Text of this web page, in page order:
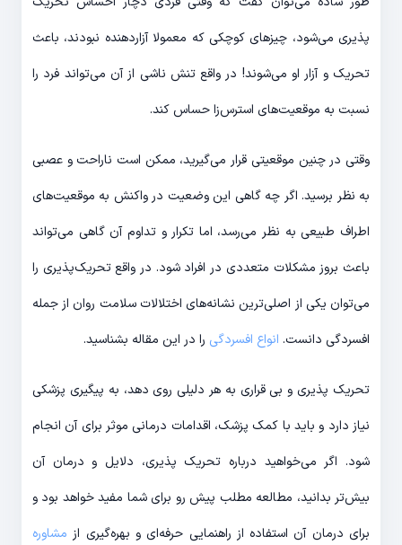
پذیری می‌شود، چیزهای کوچکی که معمولا آزاردهنده نبودند، باعث
تحریک و آزار او می‌شوند! در واقع تنش ناشی از آن می‌تواند فرد را
نسبت به موقعیت‌های استرس‌زا حساس کند.
وقتی در چنین موقعیتی قرار می‌گیرید، ممکن است ناراحت و عصبی
به نظر برسید. اگر چه گاهی این وضعیت در واکنش به موقعیت‌های
اطراف طبیعی به نظر می‌رسد، اما تکرار و تداوم آن گاهی می‌تواند
باعث بروز مشکلات متعددی در افراد شود. در واقع تحریک‌پذیری را
می‌توان یکی از اصلی‌ترین نشانه‌های اختلالات سلامت روان از جمله
افسردگی دانست. انواع افسردگی را در این مقاله بشناسید.
تحریک پذیری و بی قراری به هر دلیلی روی دهد، به پیگیری پزشکی
نیاز دارد و باید با کمک پزشک، اقدامات درمانی موثر برای آن انجام
شود. اگر می‌خواهید درباره تحریک پذیری، دلایل و درمان آن
بیش‌تر بدانید، مطالعه مطلب پیش رو برای شما مفید خواهد بود و
برای درمان آن استفاده از راهنمایی حرفه‌ای و بهره‌گیری از مشاوره